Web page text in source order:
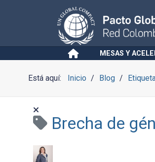
MESAS Y
Está aquí: Inicio Blog
Brecha de